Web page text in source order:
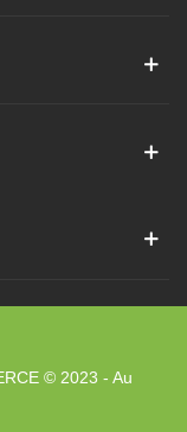
© 2023 - Au